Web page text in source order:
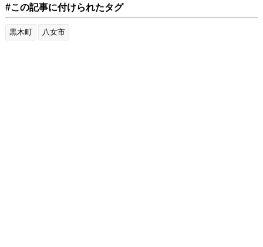
#この記事に付けられたタグ
黒木町 八女市